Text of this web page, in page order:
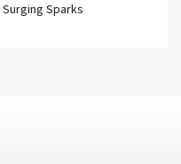
Surging Sparks